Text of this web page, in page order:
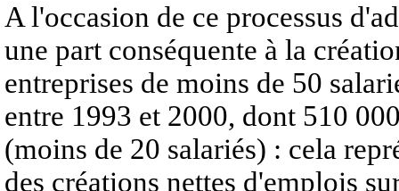
A l'occasion de ce processus
une part conséquente à la
entreprises de moins de 50
entre 1993 et 2000, dont 510
(moins de 20 salariés) : cela
des créations nettes d'emplois